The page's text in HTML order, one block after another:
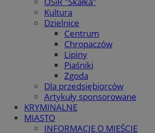
Kultura
Dzielnice
Centrum
Chropaczów
Lipiny
Piaśniki
Zgoda
Dla przedsiębiorców
Artykuły sponsorowane
KRYMINALNE
MIASTO
INFORMACJE O MIEŚCIE